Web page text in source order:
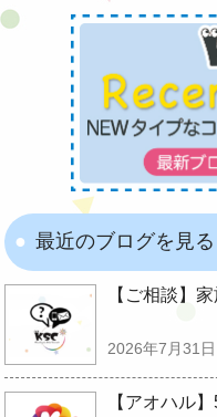
最近のブログを見る
【ご相談】
2026年7月31日
【アオハル